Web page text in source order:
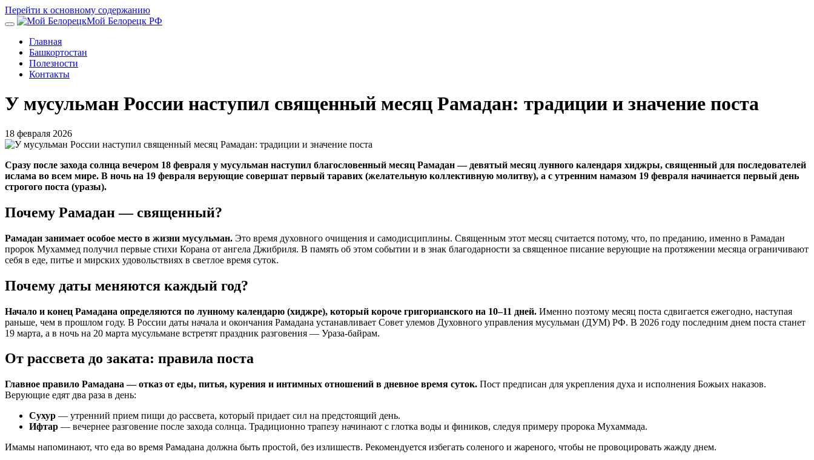
Перейти к основному содержанию
Мой Белорецк РФ
Главная
Башкортостан
Полезности
Контакты
У мусульман России наступил священный месяц Рамадан: традиции и значение поста
18 февраля 2026
Сразу после захода солнца вечером 18 февраля у мусульман наступил благословенный месяц Рамадан — девятый месяц лунного календаря хиджры, священный для последователей
ислама во всем мире. В ночь на 19 февраля верующие совершат первый таравих (желательную коллективную молитву), а с утренним намазом 19 февраля начинается первый день
строгого поста (уразы).
Почему Рамадан — священный?
Рамадан занимает особое место в жизни мусульман. Это время духовного очищения и самодисциплины. Священным этот месяц считается потому, что, по преданию, именно в Рамадан
пророк Мухаммед получил первые стихи Корана от ангела Джибриля. В память об этом событии и в знак благодарности за священное писание верующие на протяжении месяца ограничивают
себя в еде, питье и мирских удовольствиях в светлое время суток.
Почему даты меняются каждый год?
Начало и конец Рамадана определяются по лунному календарю (хиджре), который короче григорианского на 10–11 дней. Именно поэтому месяц поста сдвигается ежегодно, наступая
раньше, чем в прошлом году. В России даты начала и окончания Рамадана устанавливает Совет улемов Духовного управления мусульман (ДУМ) РФ. В 2026 году последним днем поста станет
19 марта, а в ночь на 20 марта мусульмане встретят праздник разговения — Ураза-байрам.
От рассвета до заката: правила поста
Главное правило Рамадана — отказ от еды, питья, курения и интимных отношений в дневное время суток. Пост предписан для укрепления духа и исполнения Божьих наказов.
Верующие едят два раза в день:
Сухур — утренний прием пищи до рассвета, который придает сил на предстоящий день.
Ифтар — вечернее разговение после захода солнца. Традиционно трапезу начинают с глотка воды и фиников, следуя примеру пророка Мухаммада.
Имамы напоминают, что еда во время Рамадана должна быть простой, без излишеств. Рекомендуется избегать соленого и жареного, чтобы не провоцировать жажду днем.